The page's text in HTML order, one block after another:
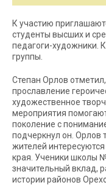
К участию
студенты высших и
педагоги-художники.
группы.
Степан Орлов
прославление
художественное
мероприятия
поколение с
подчеркнул он. Орлов
жителей
края. Ученики школы
значительный вклад,
истории районов